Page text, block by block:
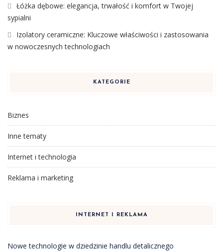
Łóżka dębowe: elegancja, trwałość i komfort w Twojej
sypialni
Izolatory ceramiczne: Kluczowe właściwości i zastosowania
w nowoczesnych technologiach
KATEGORIE
Biznes
Inne tematy
Internet i technologia
Reklama i marketing
INTERNET I REKLAMA
Nowe technologie w dziedzinie handlu detalicznego